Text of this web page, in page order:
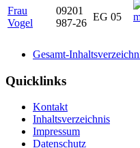
Frau
Vogel
09201
987-26
EG 05
Gesamt-
Quicklinks
Kontakt
Inhaltsverzeichnis
Impressum
Datenschutz